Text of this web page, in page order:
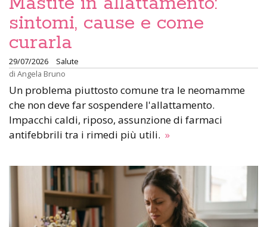
sintomi, cause e come
curarla
29/07/2026
Salute
di Angela Bruno
Un problema piuttosto comune tra le neomamme
che non deve far sospendere l'allattamento.
Impacchi caldi, riposo, assunzione di farmaci
antifebbrili tra i rimedi più utili. »